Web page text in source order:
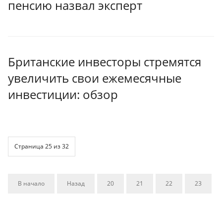
пенсию назвал эксперт
Британские инвесторы стремятся
увеличить свои ежемесячные
инвестиции: обзор
Страница 25 из 32
В начало Назад 20 21 22 23